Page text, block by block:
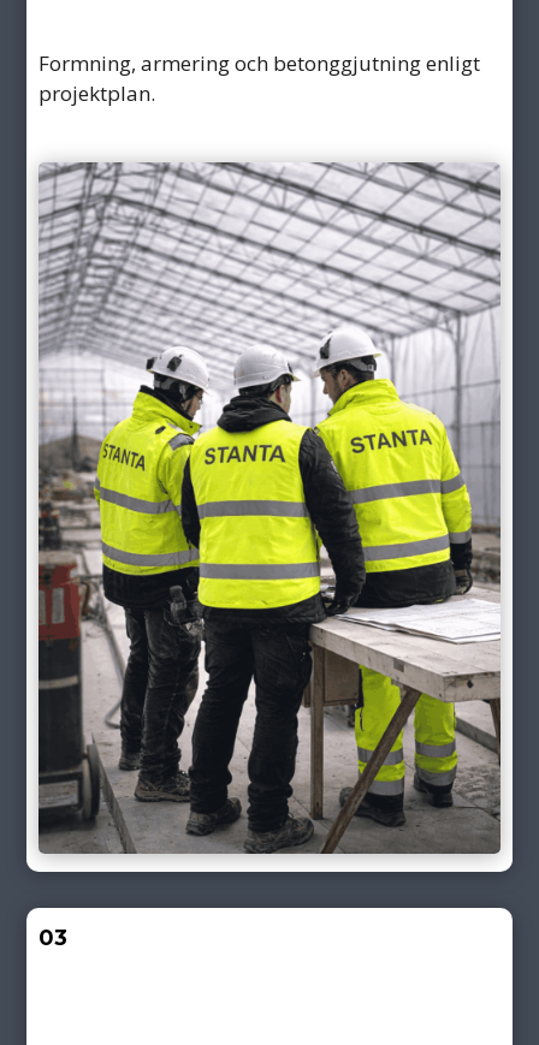
Formning, armering och betonggjutning enligt
projektplan.
03